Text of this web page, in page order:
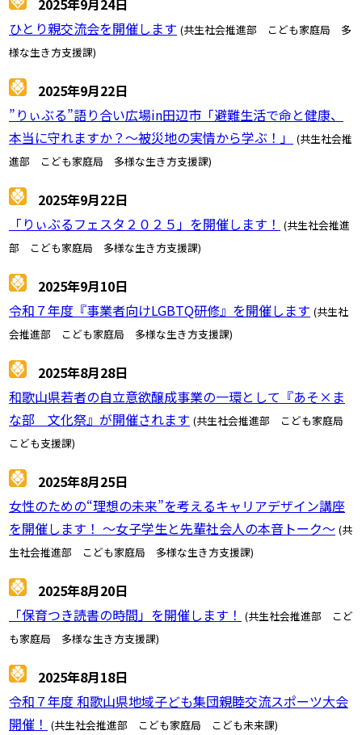
2025年9月24日
ひとり親交流会を開催します (共生社会推進部 こども家庭局 多
様な生き方支援課)
2025年9月22日
”りぃぶる”語り合い広場in田辺市「避難生活で命と健康、
本当に守れますか？～被災地の実情から学ぶ！」
(共生社会推
進部 こども家庭局 多様な生き方支援課)
2025年9月22日
「りぃぶるフェスタ２０２５」を開催します！ (共生社会推進
部 こども家庭局 多様な生き方支援課)
2025年9月10日
令和７年度『事業者向けLGBTQ研修』を開催します (共生社
会推進部 こども家庭局 多様な生き方支援課)
2025年8月28日
和歌山県若者の自立意欲醸成事業の一環として『あそ×ま
な部 文化祭』が開催されます (共生社会推進部 こども家庭局
こども支援課)
2025年8月25日
女性のための“理想の未来”を考えるキャリアデザイン講座
を開催します！ ～女子学生と先輩社会人の本音トーク～ (共
生社会推進部 こども家庭局 多様な生き方支援課)
2025年8月20日
「保育つき読書の時間」を開催します！ (共生社会推進部 こど
も家庭局 多様な生き方支援課)
2025年8月18日
令和７年度 和歌山県地域子ども集団親睦交流スポーツ大会
開催！ (共生社会推進部 こども家庭局 こども未来課)